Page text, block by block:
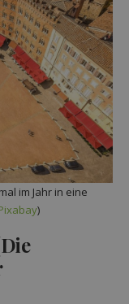
im Jahr in eine
)